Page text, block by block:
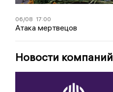
06/08 17:00
Атака мертвецов
Новости компаний